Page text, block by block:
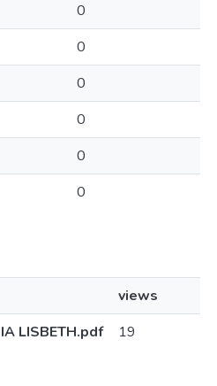
0
0
0
0
0
0
views
LISBETH.pdf
19